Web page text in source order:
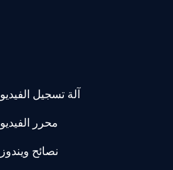
آلة تسجيل الفيديو
محرر الفيديو
نصائح ويندوز